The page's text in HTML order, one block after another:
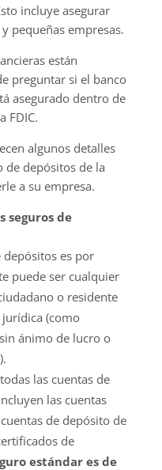
incluye asegurar
pequeñas empresas.
están
preguntar si el banco
asegurado dentro de
FDIC.
algunos detalles
de depósitos de la
a su empresa.
seguros de
depósitos es por
puede ser cualquier
o residente
(como
ánimo de lucro o
las cuentas de
las cuentas
de depósito de
de
estándar es de